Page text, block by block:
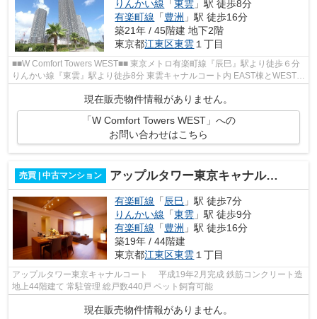
りんかい線 「東雲 」駅 徒歩8分
有楽町線 「豊洲 」駅 徒歩16分
築21年 / 45階建 地下2階
東京都江東区東雲１丁目
■■W Comfort Towers WEST■■ 東京メトロ有楽町線『辰巳』駅より徒歩６分
りんかい線『東雲』駅より徒歩8分 東雲キャナルコート内 EAST棟とWEST棟
の2棟の共用施設が利用可能 【共用施...
現在販売物件情報がありません。
「W Comfort Towers WEST」への
お問い合わせはこちら
売買 | 中古マンション アップルタワー東京キャナルコート
有楽町線 「 辰巳 」駅 徒歩7分
りんかい線 「東雲 」駅 徒歩9分
有楽町線 「豊洲 」駅 徒歩16分
築19年 / 44階建
東京都江東区東雲 １丁目
アップルタワー東京キャナルコート 平成19年2月完成 鉄筋コンクリート造
地上44階建て 常駐管理 総戸数440戸 ペット飼育可能
現在販売物件情報がありません。